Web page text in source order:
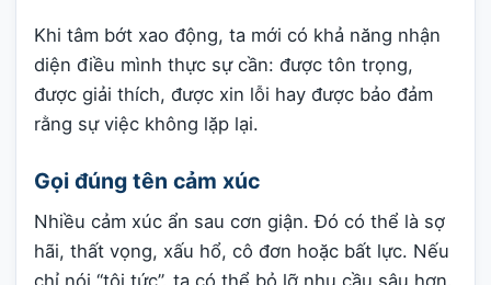
Khi tâm bớt xao động, ta mới có khả năng nhận
diện điều mình thực sự cần: được tôn trọng,
được giải thích, được xin lỗi hay được bảo đảm
rằng sự việc không lặp lại.
Gọi đúng tên cảm xúc
Nhiều cảm xúc ẩn sau cơn giận. Đó có thể là sợ
hãi, thất vọng, xấu hổ, cô đơn hoặc bất lực. Nếu